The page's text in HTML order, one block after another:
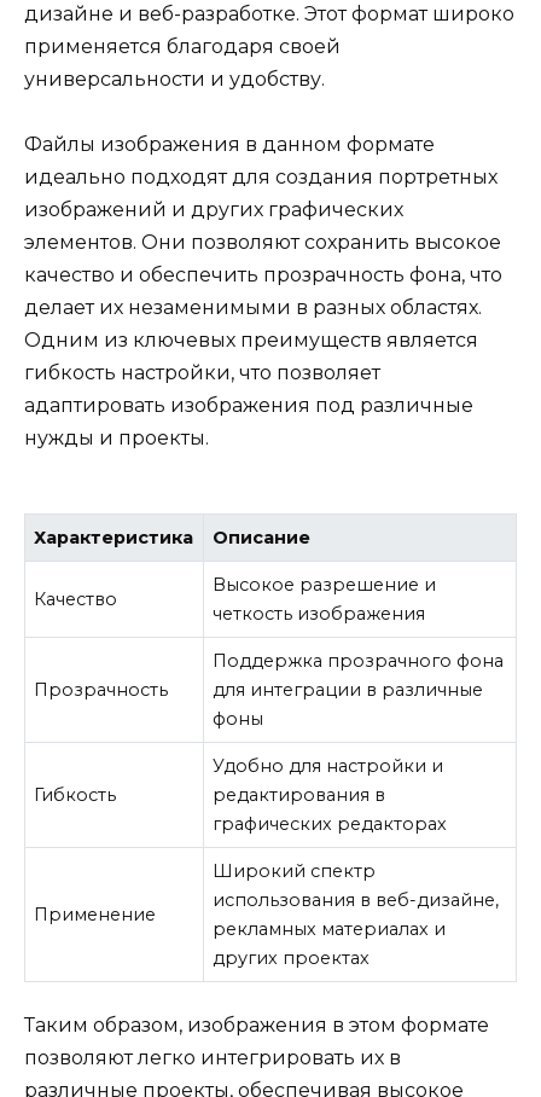
дизайне и веб-разработке. Этот формат широко
применяется благодаря своей
универсальности и удобству.
Файлы изображения в данном формате
идеально подходят для создания портретных
изображений и других графических
элементов. Они позволяют сохранить высокое
качество и обеспечить прозрачность фона, что
делает их незаменимыми в разных областях.
Одним из ключевых преимуществ является
гибкость настройки, что позволяет
адаптировать изображения под различные
нужды и проекты.
Характеристика Описание
Качество
Высокое разрешение и
четкость изображения
Прозрачность
Поддержка прозрачного фона
для интеграции в различные
фоны
Гибкость
Удобно для настройки и
редактирования в
графических редакторах
Применение
Широкий спектр
использования в веб-дизайне,
рекламных материалах и
других проектах
Таким образом, изображения в этом формате
позволяют легко интегрировать их в
различные проекты, обеспечивая высокое